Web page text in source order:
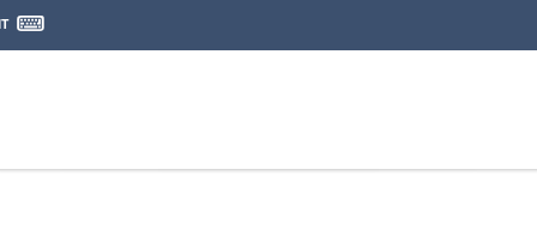
Kontaktformular